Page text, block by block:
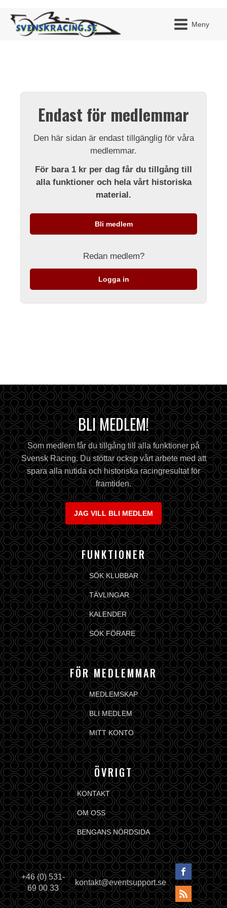
Meny
Endast för medlemmar
Den här sidan är endast tillgänglig för våra
medlemmar.
För bara 1 kr per dag får du tillgång till
alla funktioner och hela vårt historiska
material.
Bli medlem
Redan medlem?
Logga in
BLI MEDLEM!
Som medlem får du tillgång till alla funktioner på
Svensk Racing. Du stöttar ocksp vårt arbete med att
spara alla nutida och historiska racingresultat för
framtiden.
JAG VILL BLI MEDLEM
FUNKTIONER
SÖK KLUBBAR
TÄVLINGAR
KALENDER
SÖK FÖRARE
FÖR MEDLEMMAR
MEDLEMSKAP
BLI MEDLEM
MITT KONTO
ÖVRIGT
KONTAKT
OM OSS
BENGANS NÖRDSIDA
+46 (0) 531-
69 00 33
kontakt@eventsupport.se